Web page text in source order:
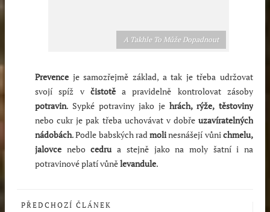
A Takhle To Může Dopadnout
Prevence je samozřejmě základ, a tak je třeba udržovat
svojí spíž v čistotěa pravidelně kontrolovat zásoby
potravin. Sypké potraviny jako je hrách, rýže, těstoviny
nebo cukr je pak třeba uchovávat v dobře uzavíratelných
nádobách. Podle babských radmolinesnášejí vůnichmelu,
jalovce nebocedru a stejně jako na moly šatní i na
potravinové platí vůnělevandule.
PŘEDCHOZÍ ČLÁNEK